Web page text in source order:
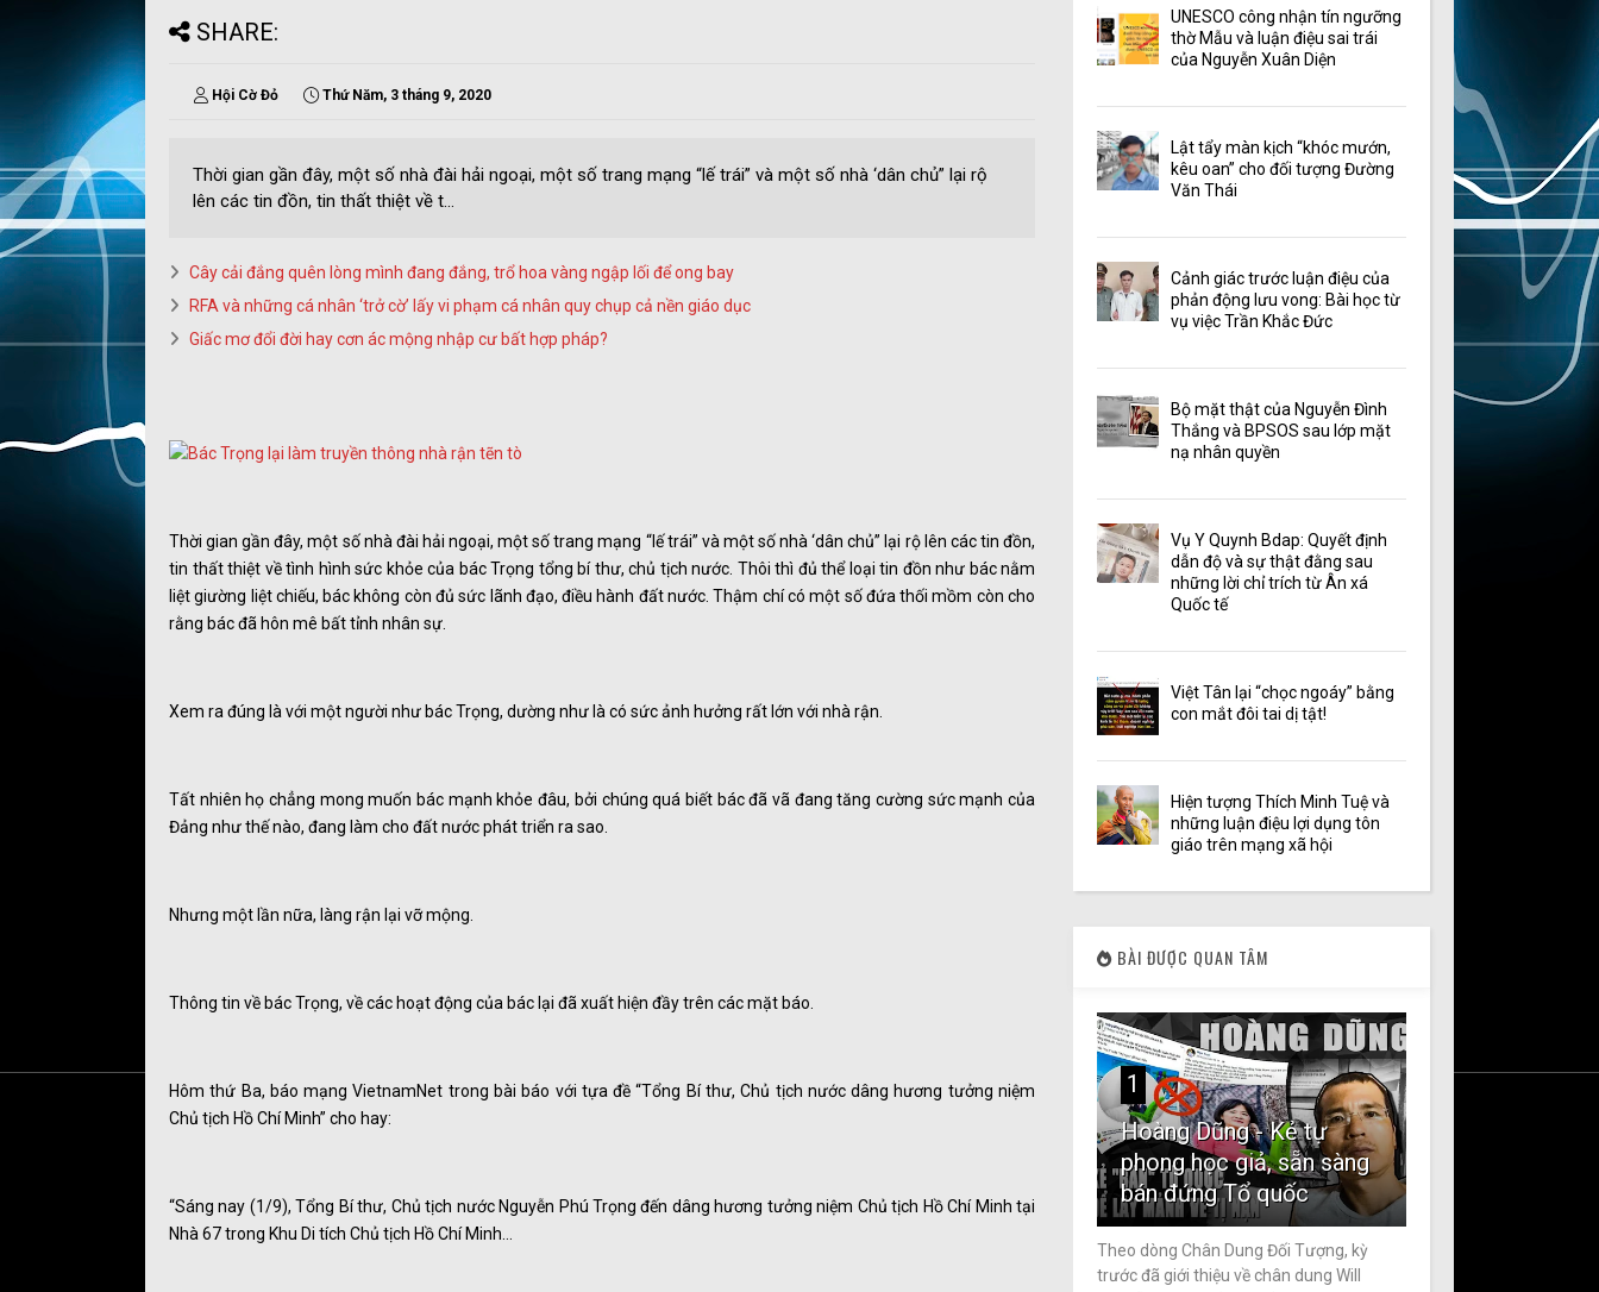
SHARE:
Hội Cờ Đỏ Thứ Năm, 3 tháng 9, 2020
Thời gian gần đây, một số nhà đài hải ngoại, một số trang mạng “lế trái” và một số nhà ‘dân chủ” lại rộ
lên các tin đồn, tin thất thiệt về t...
Cây cải đắng quên lòng mình đang đắng, trổ hoa vàng ngập lối để ong bay
RFA và những cá nhân ‘trở cờ’ lấy vi phạm cá nhân quy chụp cả nền giáo dục
Giấc mơ đổi đời hay cơn ác mộng nhập cư bất hợp pháp?
Thời gian gần đây, một số nhà đài hải ngoại, một số trang mạng “lế trái” và một số nhà ‘dân chủ” lại rộ lên các tin đồn,
tin thất thiệt về tình hình sức khỏe của bác Trọng tổng bí thư, chủ tịch nước. Thôi thì đủ thể loại tin đồn như bác nằm
liệt giường liệt chiếu, bác không còn đủ sức lãnh đạo, điều hành đất nước. Thậm chí có một số đứa thối mồm còn cho
rằng bác đã hôn mê bất tỉnh nhân sự.
Xem ra đúng là với một người như bác Trọng, dường như là có sức ảnh hưởng rất lớn với nhà rận.
Tất nhiên họ chẳng mong muốn bác mạnh khỏe đâu, bởi chúng quá biết bác đã vã đang tăng cường sức mạnh của
Đảng như thế nào, đang làm cho đất nước phát triển ra sao.
Nhưng một lần nữa, làng rận lại vỡ mộng.
Thông tin về bác Trọng, về các hoạt động của bác lại đã xuất hiện đầy trên các mặt báo.
Hôm thứ Ba, báo mạng VietnamNet trong bài báo với tựa đề “Tổng Bí thư, Chủ tịch nước dâng hương tưởng niệm
Chủ tịch Hồ Chí Minh” cho hay:
“Sáng nay (1/9), Tổng Bí thư, Chủ tịch nước Nguyễn Phú Trọng đến dâng hương tưởng niệm Chủ tịch Hồ Chí Minh tại
Nhà 67 trong Khu Di tích Chủ tịch Hồ Chí Minh…
UNESCO công nhận tín ngưỡng
thờ Mẫu và luận điệu sai trái
của Nguyễn Xuân Diện
Lật tẩy màn kịch “khóc mướn,
kêu oan” cho đối tượng Đường
Văn Thái
Cảnh giác trước luận điệu của
phản động lưu vong: Bài học từ
vụ việc Trần Khắc Đức
Bộ mặt thật của Nguyễn Đình
Thắng và BPSOS sau lớp mặt
nạ nhân quyền
Vụ Y Quynh Bdap: Quyết định
dẫn độ và sự thật đằng sau
những lời chỉ trích từ Ân xá
Quốc tế
Việt Tân lại “chọc ngoáy” bằng
con mắt đôi tai dị tật!
Hiện tượng Thích Minh Tuệ và
những luận điệu lợi dụng tôn
giáo trên mạng xã hội
BÀI ĐƯỢC QUAN TÂM
1
Hoàng Dũng - Kẻ tự
phong học giả, sẵn sàng
bán đứng Tổ quốc
Theo dòng Chân Dung Đối Tượng, kỳ
trước đã giới thiệu về chân dung Will